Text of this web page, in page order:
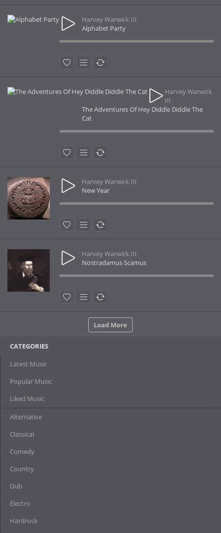
Harvey Warwick III
Alphabet Party
Harvey Warwick
III
The Adventures Of Hey Diddle Diddle The
Cat
Harvey Warwick III
New Year
Harvey Warwick III
Nostradamus Scamus
Load More
CATEGORIES
Latest Music
Popular Music
Liked Music
Alternative
Classical
Comedy
Country
Dub
Electro
Hardrock